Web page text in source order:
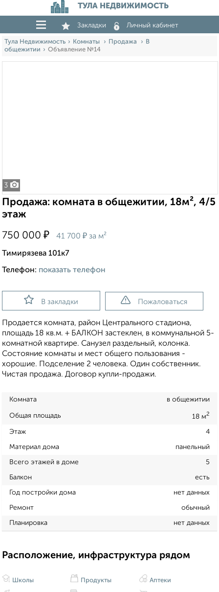
ТУЛА НЕДВИЖИМОСТЬ
Закладки Личный кабинет
Тула Недвижимость Комнаты Продажа
В
общежитии
Объявление №14
3
Продажа: комната в общежитии, 18м², 4/5
этаж
750 000 ₽ 41 700 ₽ за м²
Тимирязева 101к7
Телефон: показать телефон
В закладки Пожаловаться
Продается комната, район Центрального стадиона,
площадь 18 кв.м. + БАЛКОН застеклен, в коммунальной 5-
комнатной квартире. Санузел раздельный, колонка.
Состояние комнаты и мест общего пользования -
хорошие. Подселение 2 человека. Один собственник.
Чистая продажа. Договор купли-продажи.
Комната в общежитии
Общая площадь 18 м2
Этаж 4
Материал дома панельный
Всего этажей в доме 5
Балкон есть
Год постройки дома нет данных
Ремонт обычный
Планировка нет данных
Расположение, инфраструктура рядом
Школы Продукты Аптеки